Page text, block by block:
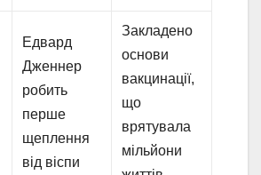
Едвард
Дженнер
робить
перше
щеплення
від віспи
Закладено
основи
вакцинації,
що
врятувала
мільйони